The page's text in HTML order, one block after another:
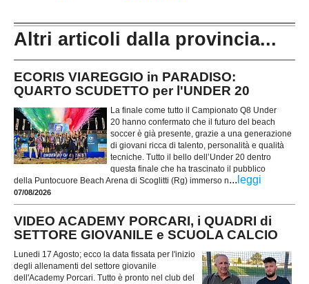
Altri articoli dalla provincia...
ECORIS VIAREGGIO in PARADISO:
QUARTO SCUDETTO per l'UNDER 20
La finale come tutto il Campionato Q8 Under
20 hanno confermato che il futuro del beach
soccer è già presente, grazie a una generazione
di giovani ricca di talento, personalità e qualità
tecniche. Tutto il bello dell’Under 20 dentro
questa finale che ha trascinato il pubblico
della Puntocuore Beach Arena di Scoglitti (Rg) immerso n... leggi
07/08/2026
VIDEO ACADEMY PORCARI, i QUADRI di
SETTORE GIOVANILE e SCUOLA CALCIO
Lunedi 17 Agosto; ecco la data fissata per l'inizio
degli allenamenti del settore giovanile
dell'Academy Porcari. Tutto è pronto nel club del